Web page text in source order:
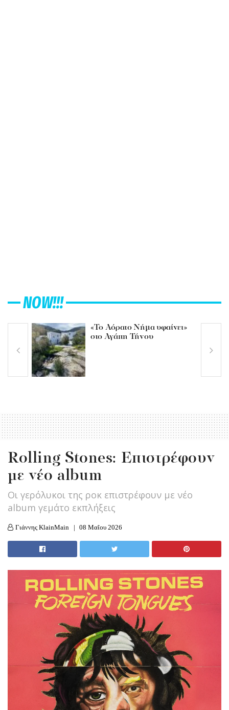
NOW!!!
«Το Αόρατο Νήμα υφαίνει»
στο Αγάπη Τήνου
Rolling Stones: Επιστρέφουν
με νέο album
Οι γερόλυκοι της ροκ επιστρέφουν με νέο
album γεμάτο εκπλήξεις
Γιάννης KlainMain 08 Μαΐου 2026